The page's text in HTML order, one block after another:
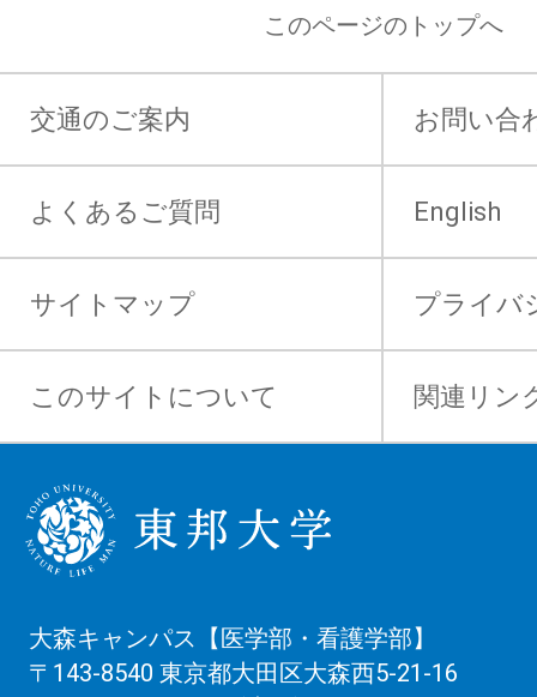
このページのトップへ
交通のご案内 お問い合
よくあるご質問 English
サイトマップ プライバ
このサイトについて 関連リン
大森キャンパス【医学部・看護学部】
〒143-8540 東京都大田区大森西5-21-16